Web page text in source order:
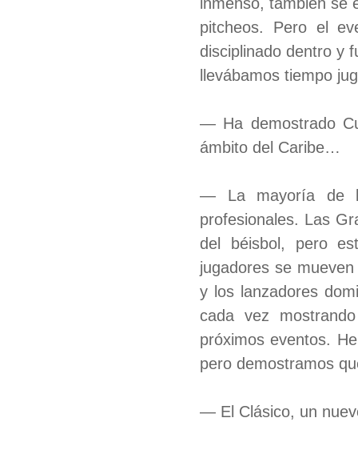
pitcheos. Pero el
disciplinado dentro y
llevábamos tiempo
— Ha demostrado
ámbito del Caribe…
— La mayoría de
profesionales. Las
del béisbol, pero
jugadores se
y los lanzadores
cada vez
próximos eventos.
pero demostramos
— El Clásico, un